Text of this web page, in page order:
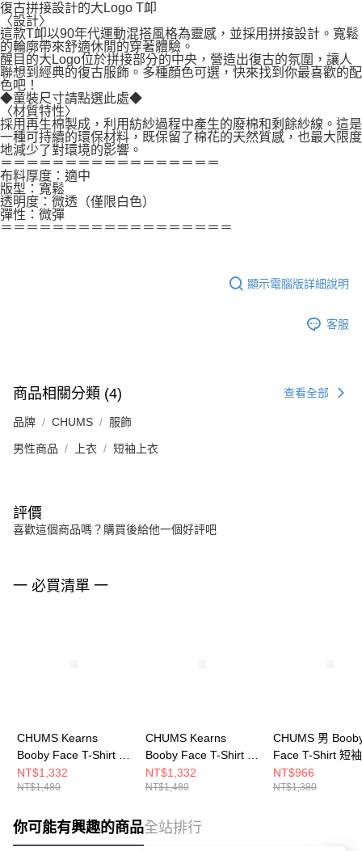
復古拼接設計的大Logo T卹
〈設計〉
這款T卹以90年代運動混搭風格為靈感，並採用拼接設計。寬鬆
的輪廓帶來舒適休閒的穿著體驗。
醒目的大Logo位於拼接部分的中央，營造出復古的氛圍，讓人
聯想到經典的復古服飾。多種顏色可選，快來找到你最喜歡的配
色吧！
◆童裝尺寸請點選此處◆
〈材質特性〉
採用再生棉製成，利用紡紗過程中產生的廢棉和剩餘紗線。這是
一種可持續的環保材料，既保留了棉花的天然質感，也最大限度
地減少了對環境的影響。
＝＝＝＝＝＝＝＝＝＝＝＝＝＝＝＝＝
布料厚度：適中
版型：寬鬆
透明度：微透（僅限白色）
彈性：微彈
＝＝＝＝＝＝＝＝＝＝＝＝＝＝＝＝＝＝
顯示電腦版詳細說明
客服
商品相關分類 (4) 查看全部
品牌 CHUMS 服飾
男性商品 上衣 短袖上衣
評價
喜歡這個商品嗎？購買後給他一個好評吧
一 必買清單 一
CHUMS Kearns
Booby Face T-Shirt 男
短袖上衣 米灰色
CH012709G057
NT$1,332
NT$1,480
CHUMS Kearns
Booby Face T-Shirt 男
短袖上衣 深藍
CH012709N001
NT$1,332
NT$1,480
CHUMS 男
Face T-Shirt 短
CH012278G075
NT$966
NT$1,380
你可能有興趣的商品全站排行